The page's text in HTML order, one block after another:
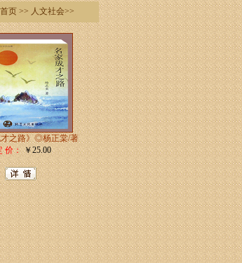
页 >> 人文社会>>
之路》◎杨正棠/著
价：￥25.00